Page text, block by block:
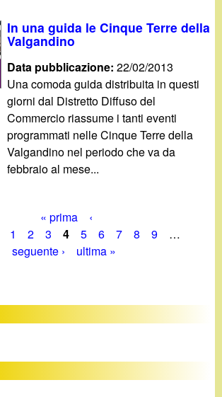
In una guida le Cinque Terre della
Valgandino
Data pubblicazione:22/02/2013
Una comoda guida distribuita in questi
giorni dal Distretto Diffuso del
Commercio riassume i tanti eventi
programmati nelle Cinque Terre della
Valgandino nel periodo che va da
febbraio al mese...
« prima
‹
1 2 3 4 5 6 7 8 9
…
seguente ›
ultima »